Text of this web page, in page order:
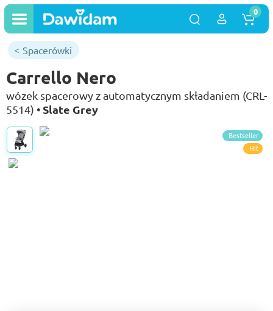
0
Spacerówki
Carrello Nero
wózek spacerowy z automatycznym składaniem (CRL-
5514) • Slate Grey
Bestseller
Hit